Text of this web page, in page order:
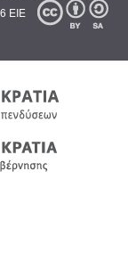
ΕΙΕ